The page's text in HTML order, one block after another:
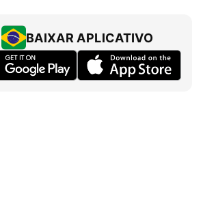
BAIXAR APLICATIVO